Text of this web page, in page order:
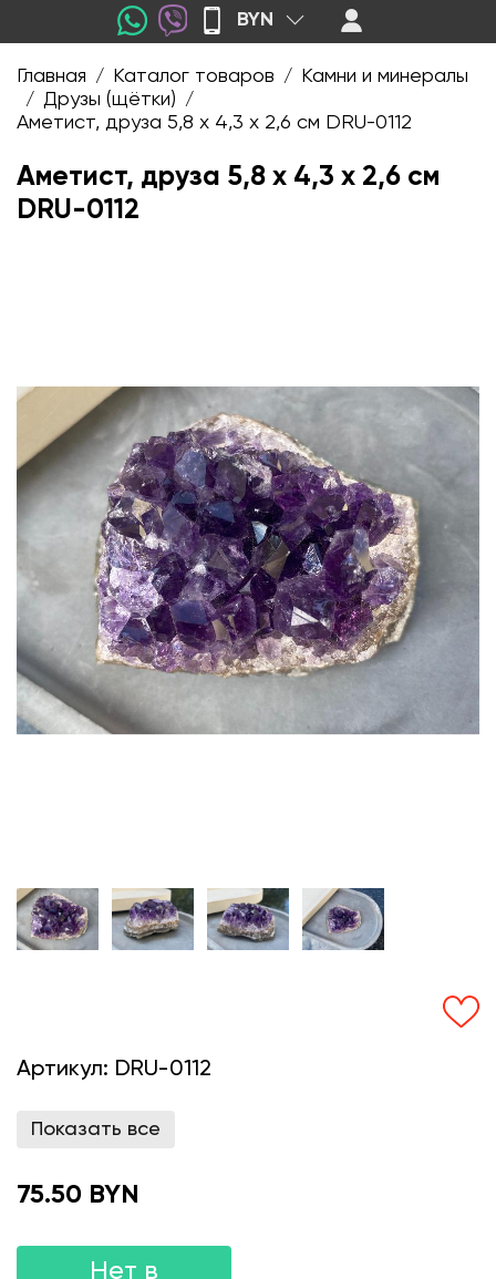
BYN
Главная / Каталог товаров / Камни и минералы
/ Друзы (щётки) /
Аметист, друза 5,8 х 4,3 х 2,6 см DRU-0112
Аметист, друза 5,8 х 4,3 х 2,6 см
DRU-0112
Артикул: DRU-0112
Показать все
75.50 BYN
Нет в